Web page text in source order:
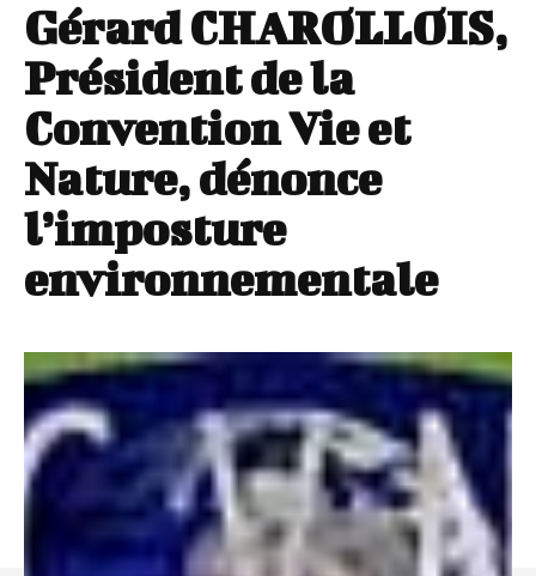
Gérard CHAROLLOIS,
Président de la
Convention Vie et
Nature, dénonce
l’imposture
environnementale